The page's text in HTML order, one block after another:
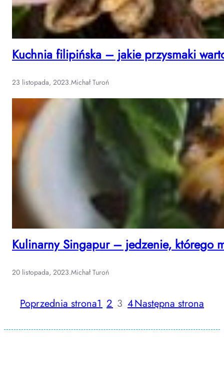
Kuchnia filipińska – jakie przysmaki
23 listopada, 2023.Michał Turoń
Kulinarny Singapur – jedzenie, którego
20 listopada, 2023.Michał Turoń
Poprzednia strona1 2 3 4Następna strona